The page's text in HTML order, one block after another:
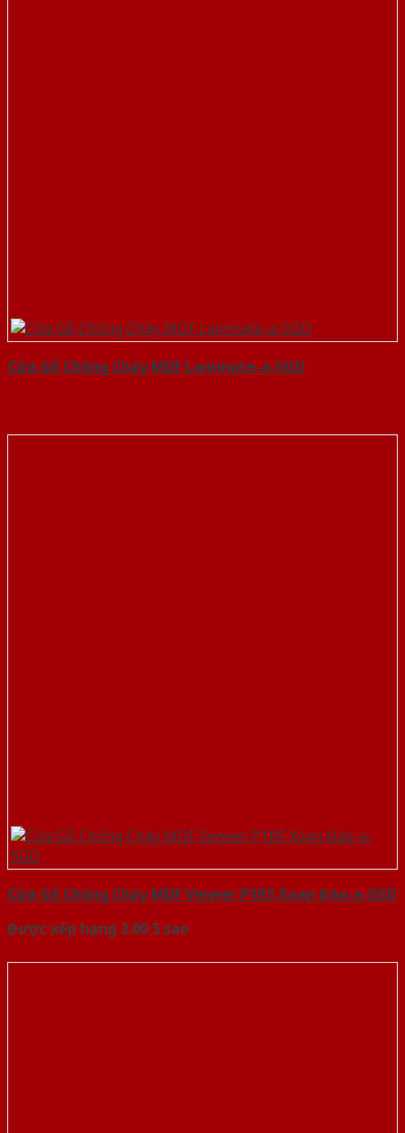
Cửa Gỗ Chống Cháy MDF Laminate-a-SGD
Cửa Gỗ Chống Cháy MDF Veneer P1R5 Xoan Đào-a-SGD
Được xếp hạng 2.00 5 sao